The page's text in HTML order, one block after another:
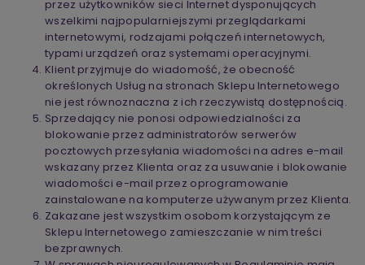
przez użytkowników sieci Internet dysponujących
wszelkimi najpopularniejszymi przeglądarkami
internetowymi, rodzajami połączeń internetowych,
typami urządzeń oraz systemami operacyjnymi.
Klient przyjmuje do wiadomość, że obecność
określonych Usług na stronach Sklepu Internetowego
nie jest równoznaczna z ich rzeczywistą dostępnością.
Sprzedający nie ponosi odpowiedzialności za
blokowanie przez administratorów serwerów
pocztowych przesyłania wiadomości na adres e-mail
wskazany przez Klienta oraz za usuwanie i blokowanie
wiadomości e-mail przez oprogramowanie
zainstalowane na komputerze używanym przez Klienta.
Zakazane jest wszystkim osobom korzystającym ze
Sklepu Internetowego zamieszczanie w nim treści
bezprawnych.